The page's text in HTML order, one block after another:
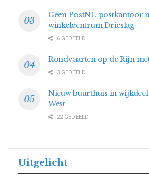
Geen PostNL-postkantoor
winkelcentrum Drieslag
6 GEDEELD
Rondvaarten op de Rijn
3 GEDEELD
Nieuw buurthuis in
West
22 GEDEELD
Uitgelicht